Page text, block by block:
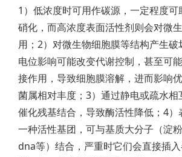
1）低浓度时可用作碳源，一定程度可
硝化，而高浓度表面活性剂则会对微
用；2）对微生物细胞膜等结构产生
电位影响可能改变代谢控制，甚至可
接作用，导致细胞膜溶解，进而影响
菌属相对丰度；3）通过静电或疏水相
催化残基结合，导致酶活性降低；4）
一种活性基团，可与基质大分子（淀
dna等）结合，严重时它们会直接插